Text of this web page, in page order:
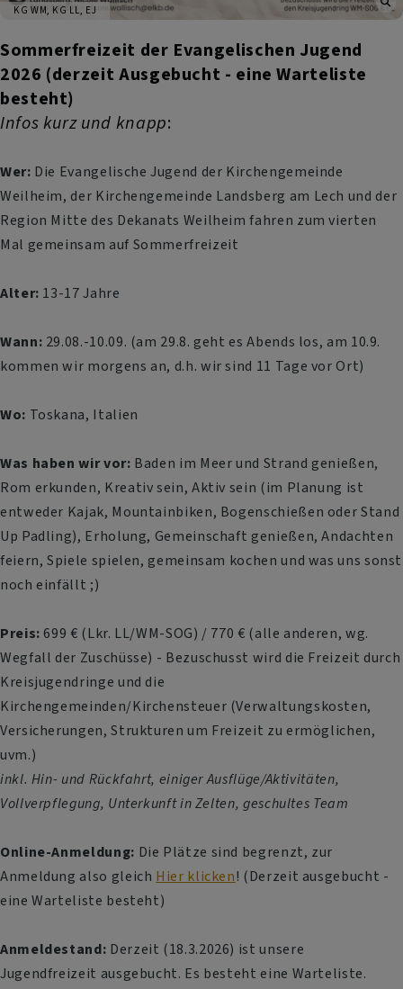
KG WM, KG LL, EJ
Sommerfreizeit der Evangelischen Jugend
2026 (derzeit Ausgebucht - eine Warteliste
besteht)
Infos kurz und knapp:
Wer: Die Evangelische Jugend der Kirchengemeinde
Weilheim, der Kirchengemeinde Landsberg am Lech und der
Region Mitte des Dekanats Weilheim fahren zum vierten
Mal gemeinsam auf Sommerfreizeit
Alter: 13-17 Jahre
Wann: 29.08.-10.09. (am 29.8. geht es Abends los, am 10.9.
kommen wir morgens an, d.h. wir sind 11 Tage vor Ort)
Wo: Toskana, Italien
Was haben wir vor: Baden im Meer und Strand genießen,
Rom erkunden, Kreativ sein, Aktiv sein (im Planung ist
entweder Kajak, Mountainbiken, Bogenschießen oder Stand
Up Padling), Erholung, Gemeinschaft genießen, Andachten
feiern, Spiele spielen, gemeinsam kochen und was uns sonst
noch einfällt ;)
Preis:699 € (Lkr. LL/WM-SOG) / 770 € (alle anderen, wg.
Wegfall der Zuschüsse) - Bezuschusst wird die Freizeit durch
Kreisjugendringe und die
Kirchengemeinden/Kirchensteuer (Verwaltungskosten,
Versicherungen, Strukturen um Freizeit zu ermöglichen,
uvm.)
inkl. Hin- und Rückfahrt, einiger Ausflüge/Aktivitäten,
Vollverpflegung, Unterkunft in Zelten, geschultes Team
Online-Anmeldung: Die Plätze sind begrenzt, zur
Anmeldung also gleich Hier klicken! (Derzeit ausgebucht -
eine Warteliste besteht)
Anmeldestand: Derzeit (18.3.2026) ist unsere
Jugendfreizeit ausgebucht. Es besteht eine Warteliste.